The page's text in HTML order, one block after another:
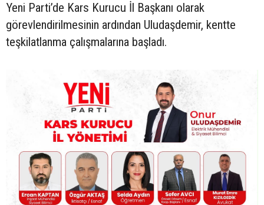
Yeni Parti’de Kars Kurucu İl Başkanı olarak
görevlendirilmesinin ardından Uludaşdemir, kentte
teşkilatlanma çalışmalarına başladı.